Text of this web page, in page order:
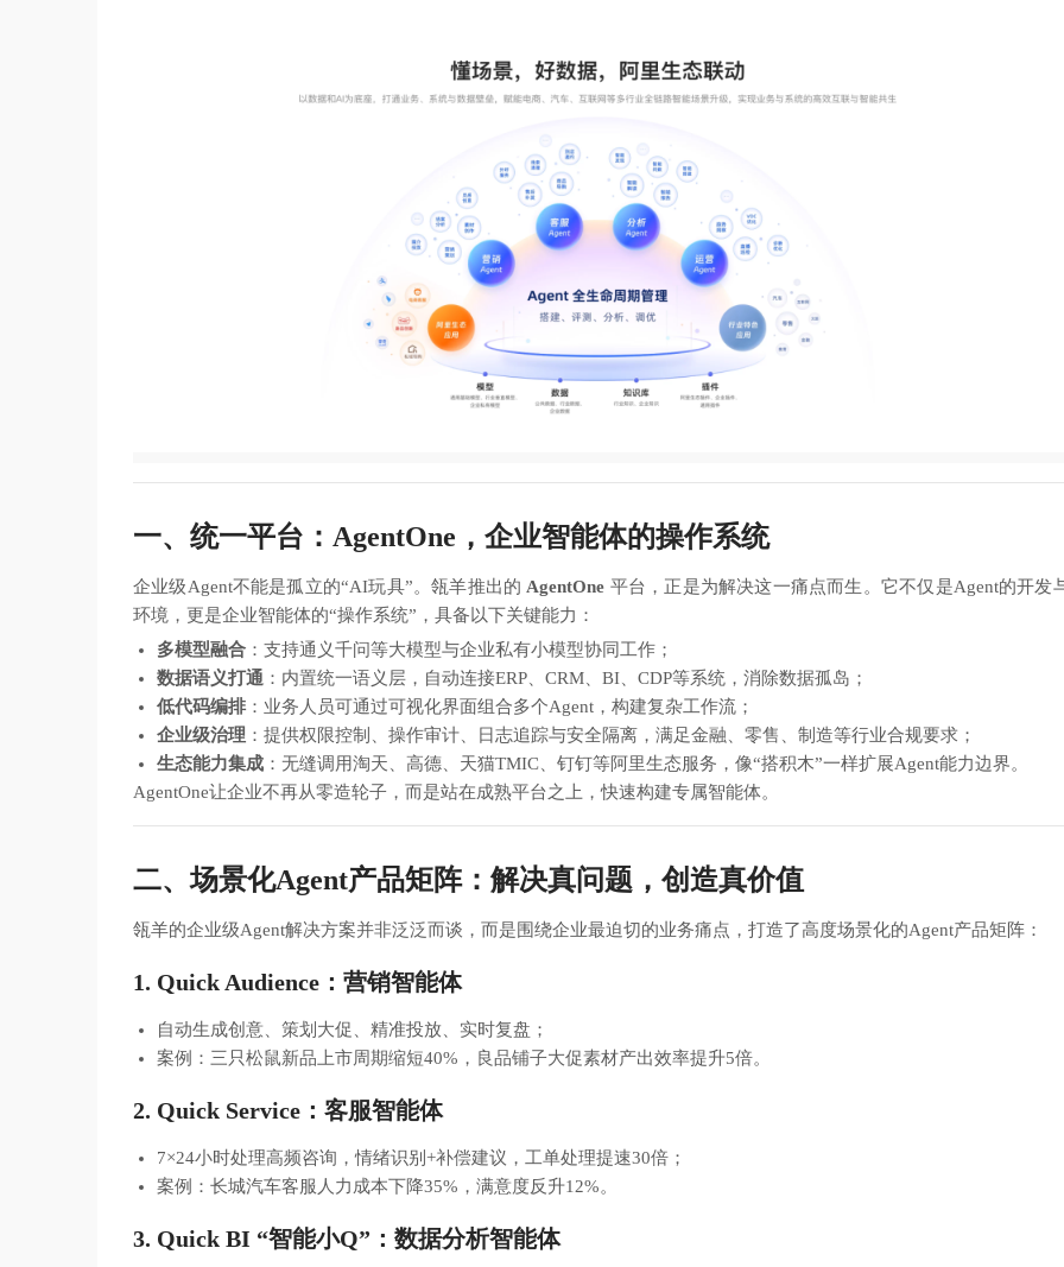
一、统一平台：AgentOne，企业智能体的操作系统
企业级Agent不能是孤立的“AI玩具”。瓴羊推出的 AgentOne 平台，正是为解决这一痛点而生。它不仅是Agent的开发
环境，更是企业智能体的“操作系统”，具备以下关键能力：
多模型融合 ：支持通义千问等大模型与企业私有小模型协同工作；
数据语义打通 ：内置统一语义层，自动连接ERP、CRM、BI、CDP等系统，消除数据孤岛；
低代码编排 ：业务人员可通过可视化界面组合多个Agent，构建复杂工作流；
企业级治理 ：提供权限控制、操作审计、日志追踪与安全隔离，满足金融、零售、制造等行业合规要求；
生态能力集成 ：无缝调用淘天、高德、天猫TMIC、钉钉等阿里生态服务，像“搭积木”一样扩展Agent能力边界。
AgentOne让企业不再从零造轮子，而是站在成熟平台之上，快速构建专属智能体。
二、场景化Agent产品矩阵：解决真问题，创造真价值
瓴羊的企业级Agent解决方案并非泛泛而谈，而是围绕企业最迫切的业务痛点，打造了高度场景化的Agent产品矩阵：
1. Quick Audience：营销智能体
自动生成创意、策划大促、精准投放、实时复盘；
案例：三只松鼠新品上市周期缩短40%，良品铺子大促素材产出效率提升5倍。
2. Quick Service：客服智能体
7×24小时处理高频咨询，情绪识别+补偿建议，工单处理提速30倍；
案例：长城汽车客服人力成本下降35%，满意度反升12%。
3. Quick BI “智能小Q”：数据分析智能体